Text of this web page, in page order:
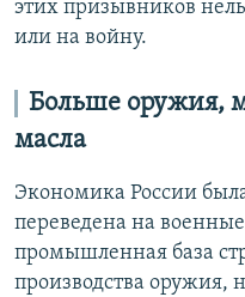
этих призывников
или на войну.
Больше оружия,
масла
Экономика России
переведена на
промышленная база
производства оружия,